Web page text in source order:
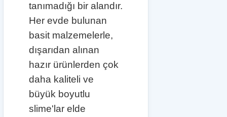
tanımadığı bir alandır.
Her evde bulunan
basit malzemelerle,
dışarıdan alınan
hazır ürünlerden çok
daha kaliteli ve
büyük boyutlu
slime'lar elde